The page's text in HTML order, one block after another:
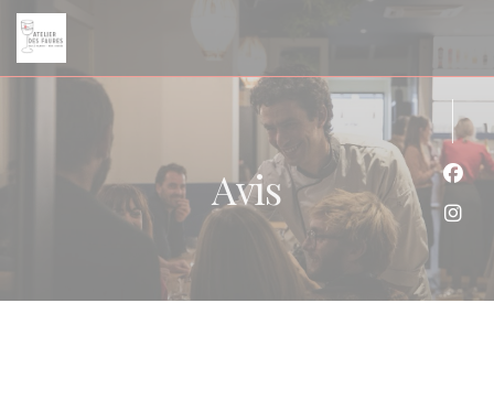
Personnalisation de vos choix en matière de cookies
Avis